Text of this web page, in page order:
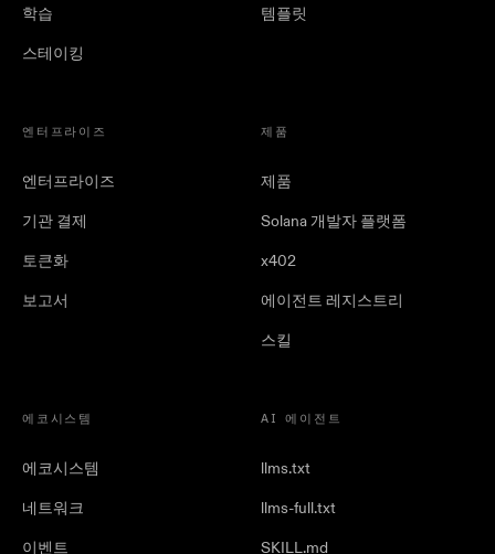
학습
스테이킹
템플릿
엔터프라이즈
엔터프라이즈
기관 결제
토큰화
보고서
제품
제품
Solana 개발자 플랫폼
x402
에이전트 레지스트리
스킬
에코시스템
에코시스템
네트워크
이벤트
AI 에이전트
llms.txt
llms-full.txt
SKILL.md